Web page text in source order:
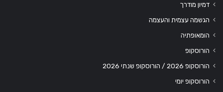
דמיון מודרך
הגשמה עצמית והעצמה
הומאופתיה
הורוסקופ
הורוסקופ 2026 / הורוסקופ שנתי 2026
הורוסקופ יומי